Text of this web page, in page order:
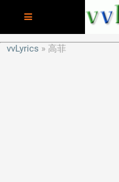
vvLyrics
高菲